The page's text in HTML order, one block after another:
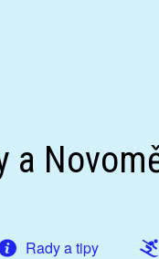
a
Rady a tipy